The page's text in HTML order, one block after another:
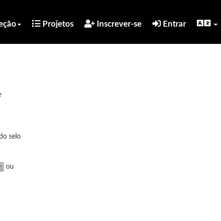
Projetos Inscrever-se Entrar
selo
ou